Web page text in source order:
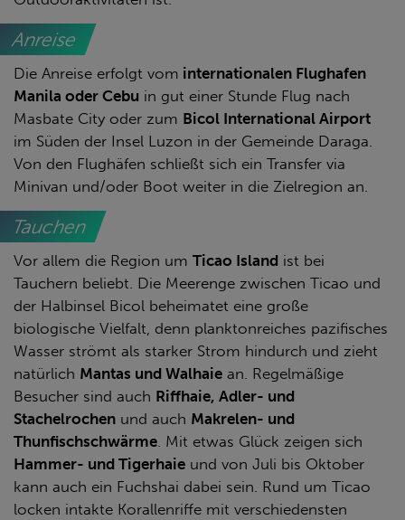
Anreise
Die Anreise erfolgt vom internationalen Flughafen
Manila oder Cebu in gut einer Stunde Flug nach
Masbate City oder zum Bicol International Airport
im Süden der Insel Luzon in der Gemeinde Daraga.
Von den Flughäfen schließt sich ein Transfer via
Minivan und/oder Boot weiter in die Zielregion an.
Tauchen
Vor allem die Region um Ticao Island ist bei
Tauchern beliebt. Die Meerenge zwischen Ticao und
der Halbinsel Bicol beheimatet eine große
biologische Vielfalt, denn planktonreiches pazifisches
Wasser strömt als starker Strom hindurch und zieht
natürlich Mantas und Walhaie an. Regelmäßige
Besucher sind auch Riffhaie, Adler- und
Stachelrochen und auch Makrelen- und
Thunfischschwärme. Mit etwas Glück zeigen sich
Hammer- und Tigerhaie und von Juli bis Oktober
kann auch ein Fuchshai dabei sein. Rund um Ticao
locken intakte Korallenriffe mit verschiedensten